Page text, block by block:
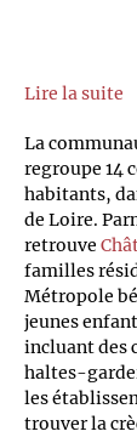
Lire la suite
La
regroupe 14
habitants,
de Loire.
retrouve
familles
Métropole
jeunes
incluant des
haltes-
les
trouver la